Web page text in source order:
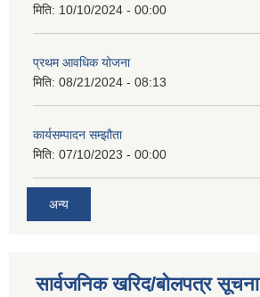
मिति: 10/10/2024 - 00:00
प्रथम आवधिक योजना
मिति: 08/21/2024 - 08:13
कार्यसम्पादन सम्झौता
मिति: 07/10/2023 - 00:00
अन्य
सार्वजनिक खरिद/बोलपत्र सूचना